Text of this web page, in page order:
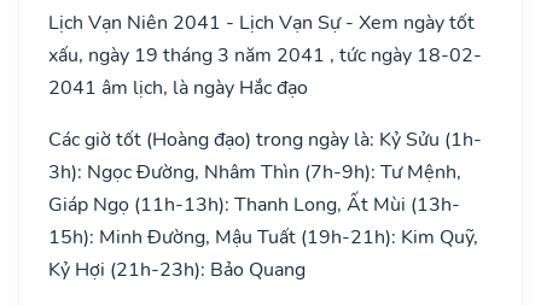
Lịch Vạn Niên 2041 - Lịch Vạn Sự - Xem ngày tốt
xấu, ngày 19 tháng 3 năm 2041 , tức ngày 18-02-
2041 âm lịch, là ngày Hắc đạo
Các giờ tốt (Hoàng đạo) trong ngày là: Kỷ Sửu (1h-
3h): Ngọc Đường, Nhâm Thìn (7h-9h): Tư Mệnh,
Giáp Ngọ (11h-13h): Thanh Long, Ất Mùi (13h-
15h): Minh Đường, Mậu Tuất (19h-21h): Kim Quỹ,
Kỷ Hợi (21h-23h): Bảo Quang